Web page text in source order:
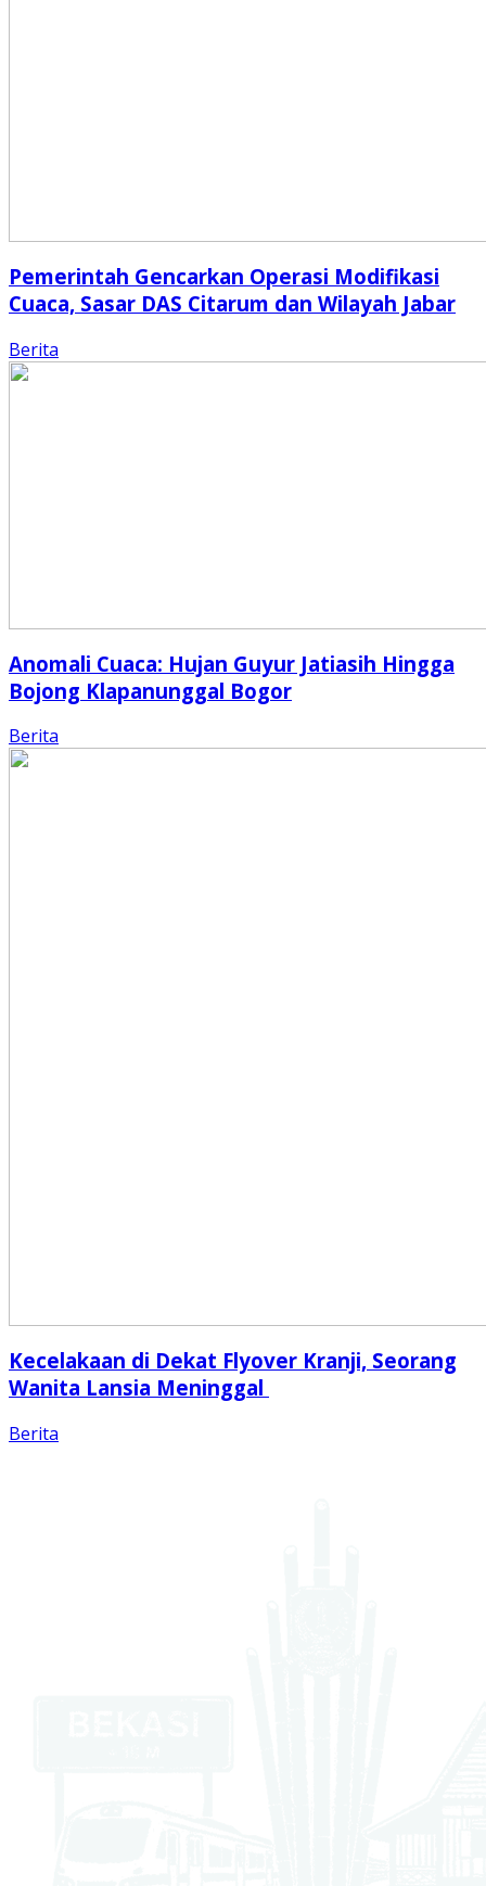
Pemerintah Gencarkan Operasi Modifikasi
Cuaca, Sasar DAS Citarum dan Wilayah Jabar
Berita
Anomali Cuaca: Hujan Guyur Jatiasih Hingga
Bojong Klapanunggal Bogor
Berita
Kecelakaan di Dekat Flyover Kranji, Seorang
Wanita Lansia Meninggal
Berita